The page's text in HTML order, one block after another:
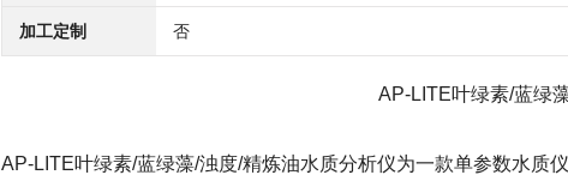
加工定制 否
AP-LITE叶绿素/蓝绿
AP-LITE叶绿素/蓝绿藻/浊度/精炼油水质分析仪为一款单参数水质